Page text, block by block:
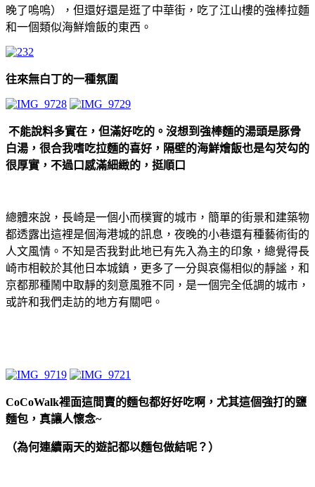
晚了嗚嗚），但還好還是逛了中華街，吃了江山樓的強棒拉麵
和一個類似海鮮燴飯的東西。
往來無白丁的一種氛圍
不能說料多實在，但滿好吃的。沒想到強棒麵的湯頭是豚骨
白湯，很合我嗜吃拉麵的喜好，隔壁的海鮮燴飯也是勾芡勾的
很厚實，不過口感滿細緻的，挺順口
總體來說，長崎是一個小而樸實的城市，簡單的街景和建築物
都透露出這裡是個海港城的訊息，夜晚的小巷還有種藝術街的
人文風情。不知是否我對此地已有先入為主的印象，總覺得長
崎市相較於其他日本城鎮，更多了一分與哀傷相似的靜謐，和
京都那種鬧中取靜的刻意風雅不同，是一個完全低調的城市，
或許和我們走訪的地方有關吧。
CoCoWalk裡面這間 賣的麵包都好好吃啊，尤其這個強打的鹽
麵包，真讓人懷念~
（為何連續兩天的遊記都以麵包做結呢？）